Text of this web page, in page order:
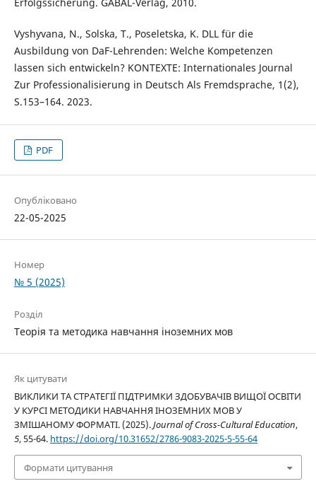
Vyshyvana, N., Solska, T., Poseletska, K. DLL für die
Ausbildung von DaF-Lehrenden: Welche Kompetenzen
lassen sich entwickeln? KONTEXTE: Internationales Journal
Zur Professionalisierung in Deutsch Als Fremdsprache, 1(2),
S.153–164. 2023.
PDF
Опубліковано
22-05-2025
Номер
№ 5 (2025)
Розділ
Теорія та методика навчання іноземних мов
Як цитувати
ВИКЛИКИ ТА СТРАТЕГІЇ ПІДТРИМКИ ЗДОБУВАЧІВ ВИЩОЇ ОСВІТИ
У КУРСІ МЕТОДИКИ НАВЧАННЯ ІНОЗЕМНИХ МОВ У
ЗМІШАНОМУ ФОРМАТІ. (2025).Journal of Cross-Cultural Education,
5, 55-64. https://doi.org/10.31652/2786-9083-2025-5-55-64
Формати цитування